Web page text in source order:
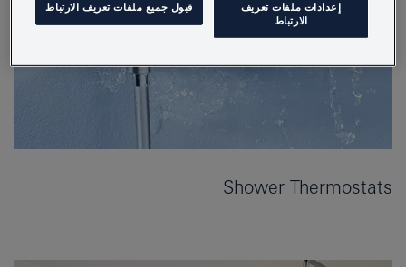
Shower Thermostats
إعدادات ملفات تعريف
الارتباط
قبول جميع ملفات تعريف الارتباط